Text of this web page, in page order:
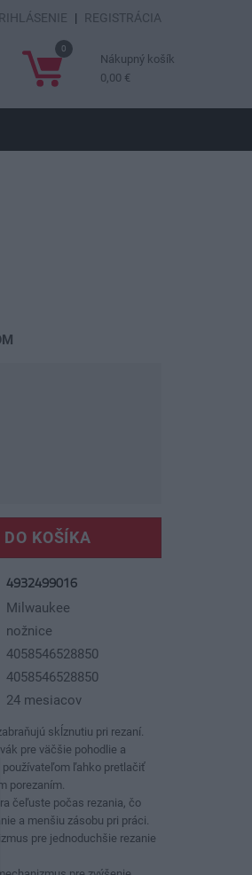
KOŠÍKA
4932499016
Milwaukee
nožnice
4058546528850
4058546528850
24 mesiacov
skĺznutiu pri rezaní.
pre väčšie pohodlie a
používateľom ľahko pretlačiť
porezaním.
čeľuste počas rezania, čo
a menšiu zásobu pri práci.
pre jednoduchšie rezanie
| REGISTRÁCIA
0
Nákupný košík
0,00 €